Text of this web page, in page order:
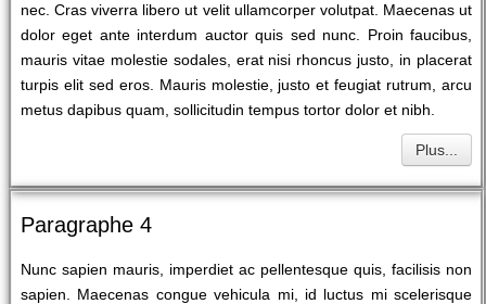
nec. Cras viverra libero ut velit ullamcorper volutpat. Maecenas ut
dolor eget ante interdum auctor quis sed nunc. Proin faucibus,
mauris vitae molestie sodales, erat nisi rhoncus justo, in placerat
turpis elit sed eros. Mauris molestie, justo et feugiat rutrum, arcu
metus dapibus quam, sollicitudin tempus tortor dolor et nibh.
Plus...
Paragraphe 4
Nunc sapien mauris, imperdiet ac pellentesque quis, facilisis non
sapien. Maecenas congue vehicula mi, id luctus mi scelerisque